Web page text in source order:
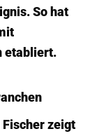
So hat
etabliert.
zeigt